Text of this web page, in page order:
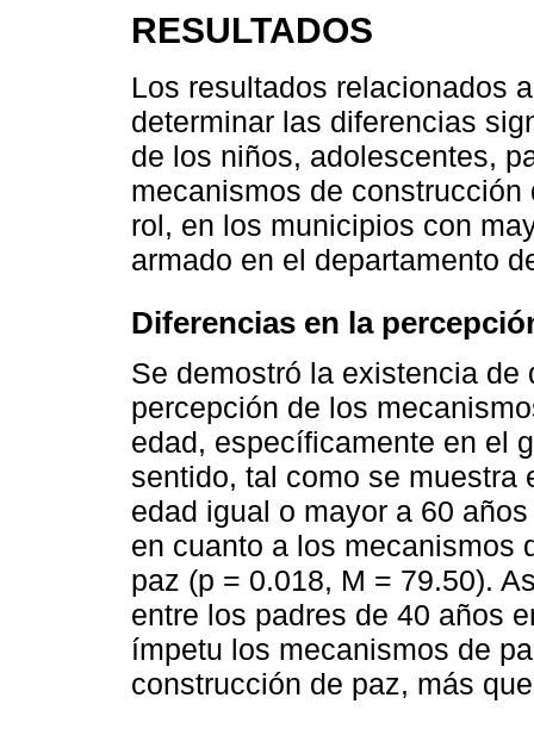
RESULTADOS
Los resultados relacionados
determinar las diferencias
de los niños, adolescentes,
mecanismos de
rol, en los municipios con
armado en el departamento
Diferencias en la
Se demostró la existencia
percepción de los
edad, específicamente en el
sentido, tal como se muestra
edad igual o mayor a 60
en cuanto a los mecanismos
paz (p = 0.018, M = 79.50).
entre los padres de 40 años
ímpetu los mecanismos de
construcción de paz, más